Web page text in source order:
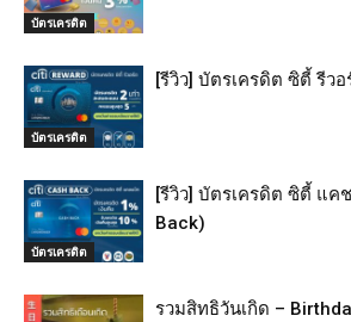
บัตรเครดิต
บัตรเครดิต
[รีวิว] บัตรเครดิต ซิตี้ รีว
บัตรเครดิต
[รีวิว] บัตรเครดิต ซิตี้ แค
Back)
รวมสิทธิวันเกิด –